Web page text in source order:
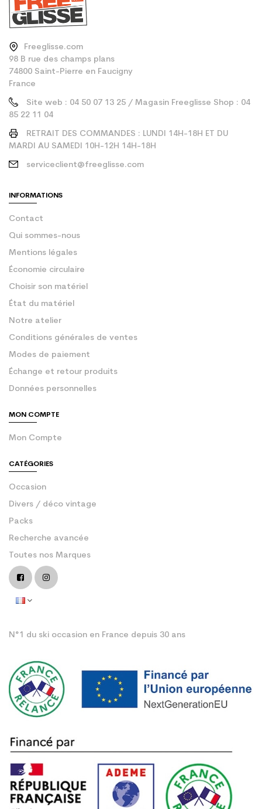
Freeglisse.com
98 B rue des champs plans
74800 Saint-Pierre en Faucigny
France
Site web : 04 50 07 13 25 / Magasin Freeglisse Shop : 04
85 22 11 04
RETRAIT DES COMMANDES : LUNDI 14H-18H ET DU
MARDI AU SAMEDI 10H-12H 14H-18H
serviceclient@freeglisse.com
INFORMATIONS
Contact
Qui sommes-nous
Mentions légales
Économie circulaire
Choisir son matériel
État du matériel
Notre atelier
Conditions générales de ventes
Modes de paiement
Échange et retour produits
Données personnelles
MON COMPTE
Mon Compte
CATÉGORIES
Occasion
Divers / déco vintage
Packs
Recherche avancée
Toutes nos Marques
N°1 du ski occasion en France depuis 30 ans